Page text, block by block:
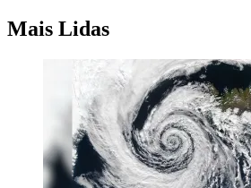
Mais Lidas